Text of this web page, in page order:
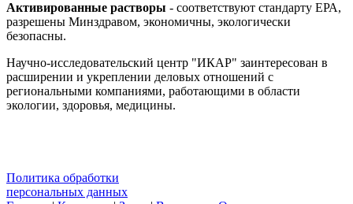
Активированные растворы - соответствуют стандарту ЕРА,
разрешены Минздравом, экономичны, экологически
безопасны.
Научно-исследовательский центр "ИКАР" заинтересован в
расширении и укреплении деловых отношений с
региональными компаниями, работающими в области
экологии, здоровья, медицины.
Политика обработки
персональных данных